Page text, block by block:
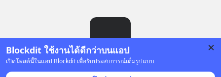
Blockdit ใช้งานได้ดีกว่าบนแอป
เปิดโพสต์นี้ในแอป Blockdit เพื่อรับประสบการณ์เต็มรูปแบบ